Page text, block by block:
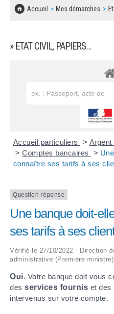
Accueil Mes démarches
» ETAT CIVIL, PAPIERS…
Accueil particuliers >
> Comptes bancaires >
connaître ses tarifs à ses
Question-réponse
Une banque doit-
ses tarifs à ses
Vérifié le 27/10/2022 - Direction
administrative (Première ministre)
Oui. Votre banque doit vous
des services fournis et des
intervenus sur votre compte.
CONCERTATIONS PUBLIQUES
SOLIDARITÉ, LOGEMENT
SÉNIORS
DECHETS
BESOIN D'UNE AIDE ?
LES ASSOCIATIONS
MARCHÉS PUBLICS
DOCUMENT D'INFORMATION
REGLEMENT LOCAL DE
DECLARATION DE
DOSSIER DE DEMANDE DE
DEMANDE DE PRÊT DE
FICHE D'ORGANISATION
PLAN D'ACTION MUNICIPAL
DÉLIBÉRATIONS